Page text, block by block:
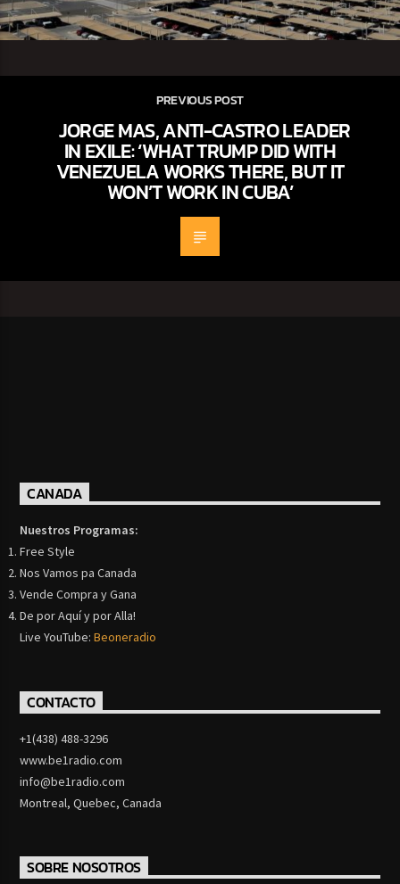
PREVIOUS POST
JORGE MAS, ANTI-CASTRO LEADER
IN EXILE: ‘WHAT TRUMP DID WITH
VENEZUELA WORKS THERE, BUT IT
WON’T WORK IN CUBA’
CANADA
Nuestros Programas:
Free Style
Nos Vamos pa Canada
Vende Compra y Gana
De por Aquí y por Alla!
Live YouTube:Beoneradio
CONTACTO
+1(438) 488-3296
www.be1radio.com
info@be1radio.com
Montreal, Quebec, Canada
SOBRE NOSOTROS